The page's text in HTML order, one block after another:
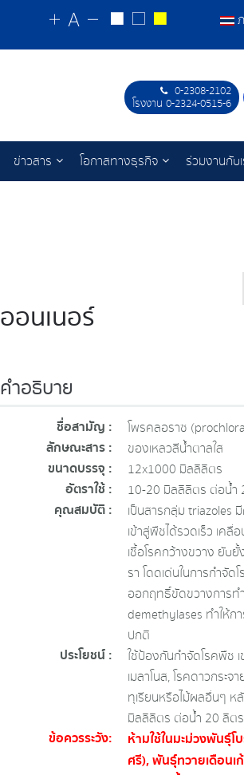
0-2308-2102
โรงงาน 0-2324-0515-6
ข่าวสาร โอกาสทางธุรกิจ ร่วมงานกับ
ออนเนอร์
คำอธิบาย
ชื่อสามัญ : โพรคลอราซ
ลักษณะสาร : ของเหลวสีน้ำตาลใส
ขนาดบรรจุ : 12x1000 มิลลิลิตร
อัตราใช้ : 10-20 มิลลิลิตร ต่อน้ำ
คุณสมบัติ :
เป็นสารกลุ่ม triazoles
เข้าสู่พืชได้รวดเร็ว เค
เชื้อโรคกว้างขวาง ยับ
รา โดดเด่นในการกำจัด
ออกฤทธิ์ขัดขวางการท
demethylases ทำให้ก
ปกติ
ประโยชน์ :
ใช้ป้องกันกําจัดโรคพืช เ
เมลาโนส, โรคดาวกระจ
ทุเรียนหรือไม้ผลอื่นๆ ห
มิลลิลิตร ต่อน้ำ 20 ลิตร
ข้อควรระวัง :
ห้ามใช้ในมะม่วงพันธุ์
ศรี), พันธุ์ทวายเดือน